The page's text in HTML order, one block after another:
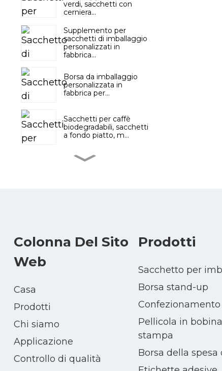
verdi, sacchetti con
cerniera...
Supplemento per
sacchetti di imballaggio
personalizzati in
fabbrica...
Borsa da imballaggio
personalizzata in
fabbrica per...
Sacchetti per caffè
biodegradabili, sacchetti
a fondo piatto, m...
Shampoo balsamo
Sacchetto per
Colonna Del Sito
Web
Casa
Prodotti
Chi siamo
Applicazione
Controllo di qualità
Prodotti
Sacchetto per
Borsa stand-up
Pellicola in
stampa
Borsa della spesa